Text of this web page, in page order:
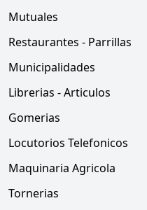
Mutuales
Restaurantes - Parrillas
Municipalidades
Librerias - Articulos
Gomerias
Locutorios Telefonicos
Maquinaria Agricola
Tornerias